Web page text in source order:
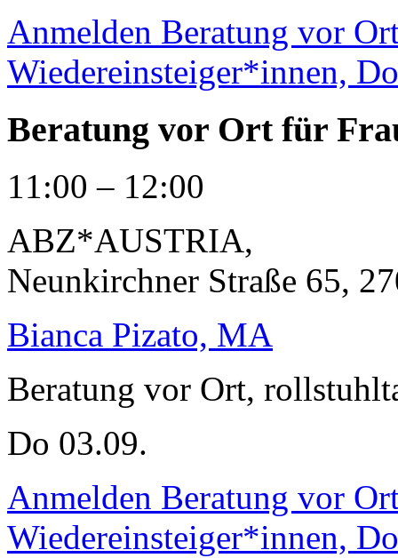
Anmelden Beratung vor
Wiedereinsteiger*innen,
Beratung vor Ort für
11:00 – 12:00
ABZ*AUSTRIA,
Neunkirchner Straße 65,
Bianca Pizato, MA
Beratung vor Ort,
Do 03.09.
Anmelden Beratung vor
Wiedereinsteiger*innen,